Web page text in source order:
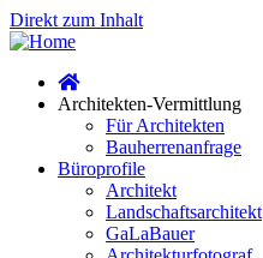
Direkt zum Inhalt
Architekten-Vermittlung
Für Architekten
Bauherrenanfrage
Büroprofile
Architekt
Landschaftsarchitekt
GaLaBauer